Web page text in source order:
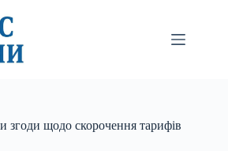
згоди щодо скорочення тарифів